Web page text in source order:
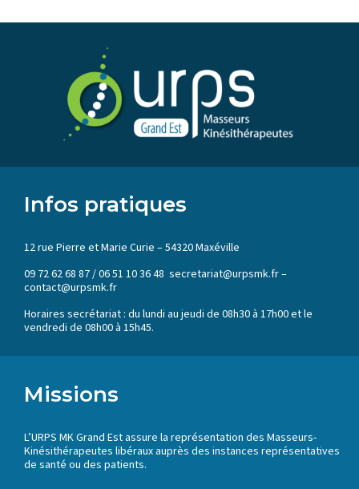
Infos pratiques
12 rue Pierre et Marie Curie – 54320 Maxéville
09 72 62 68 87 / 06 51 10 36 48 secretariat@urpsmk.fr –
contact@urpsmk.fr
Horaires secrétariat : du lundi au jeudi de 08h30 à 17h00 et le
vendredi de 08h00 à 15h45.
Missions
L’URPS MK Grand Est assure la représentation des Masseurs-
Kinésithérapeutes libéraux auprès des instances représentatives
de santé ou des patients.